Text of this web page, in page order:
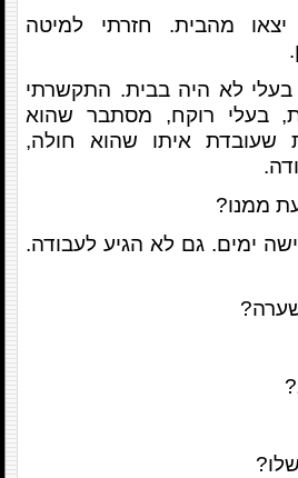
מהבית. חזרתי למיטה
לא היה בבית. התקשרתי
בעלי רוקח, מסתבר שהוא
שעובדת איתו שהוא חולה,
ממנו?
ימים. גם לא הגיע לעבודה.